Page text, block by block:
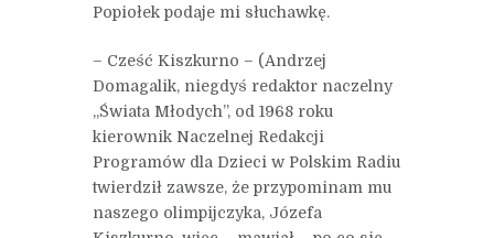
Popiołek podaje mi słuchawkę.
– Cześć Kiszkurno – (Andrzej
Domagalik, niegdyś redaktor naczelny
„Świata Młodych”, od 1968 roku
kierownik Naczelnej Redakcji
Programów dla Dzieci w Polskim Radiu
twierdził zawsze, że przypominam mu
naszego olimpijczyka, Józefa